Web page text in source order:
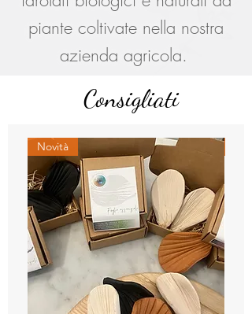
piante coltivate nella nostra
azienda agricola.
Consigliati
Novità